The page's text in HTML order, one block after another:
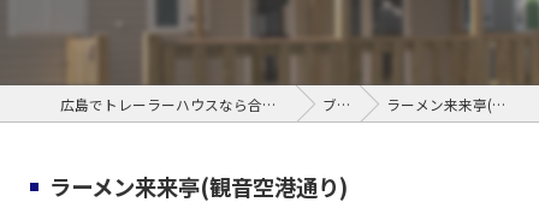
広島でトレーラーハウスなら合同会社サンクビジョン ブログ ラーメン来来亭(観音空港通り)
ラーメン来来亭(観音空港通り)